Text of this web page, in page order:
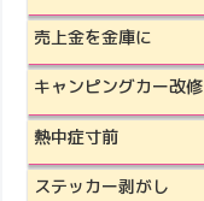
売上金を金庫に
キャンピングカー改修
熱中症寸前
ステッカー剥がし